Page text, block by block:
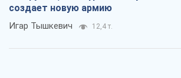
создает новую армию
Игар Тышкевич 12,4 т.